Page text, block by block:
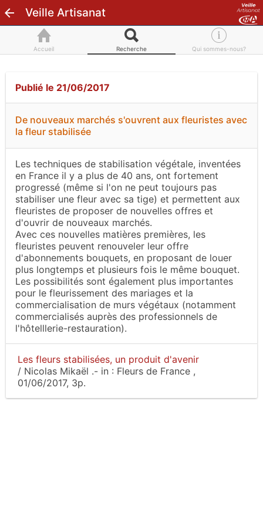
Veille Artisanat
Accueil Recherche Qui sommes-nous?
Publié le 21/06/2017
De nouveaux marchés s'ouvrent aux fleuristes avec
la fleur stabilisée
Les techniques de stabilisation végétale, inventées
en France il y a plus de 40 ans, ont fortement
progressé (même si l'on ne peut toujours pas
stabiliser une fleur avec sa tige) et permettent aux
fleuristes de proposer de nouvelles offres et
d'ouvrir de nouveaux marchés.
Avec ces nouvelles matières premières, les
fleuristes peuvent renouveler leur offre
d'abonnements bouquets, en proposant de louer
plus longtemps et plusieurs fois le même bouquet.
Les possibilités sont également plus importantes
pour le fleurissement des mariages et la
commercialisation de murs végétaux (notamment
commercialisés auprès des professionnels de
l'hôtelllerie-restauration).
Les fleurs stabilisées, un produit d'avenir
/ Nicolas Mikaël .- in : Fleurs de France ,
01/06/2017, 3p.